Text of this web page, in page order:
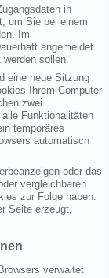
in
um Sie bei einem
Im
angemeldet
werden sollen.
eine neue Sitzung
Ihrem Computer
zwei
Funktionalitäten
temporäres
automatisch
oder das
vergleichbaren
zur Folge haben.
Seite erzeugt,
verwaltet